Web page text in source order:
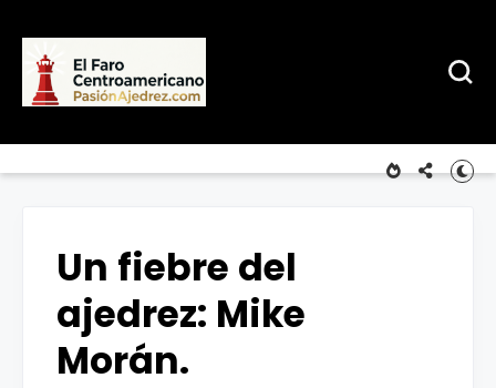
Un fiebre del
ajedrez: Mike
Morán.